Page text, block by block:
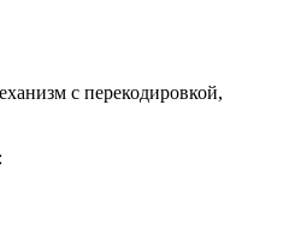
с перекодировкой,